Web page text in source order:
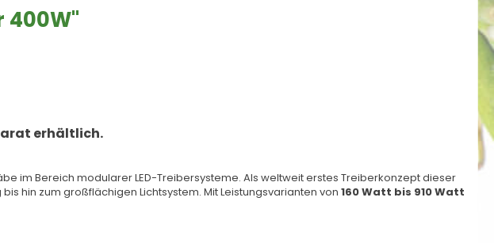
400W"
erhältlich.
im Bereich modularer LED-Treibersysteme. Als weltweit erstes Treiberkonzept dieser
hin zum großflächigen Lichtsystem. Mit Leistungsvarianten von 160 Watt bis 910 Watt